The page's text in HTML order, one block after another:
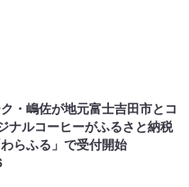
・嶋佐が地元富士吉田市とコ
ナルコーヒーがふるさと納税
らふる」で受付開始